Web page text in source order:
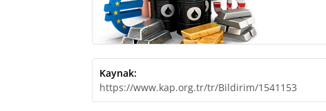
Kaynak:
https://www.kap.org.tr/tr/Bildirim/1541153